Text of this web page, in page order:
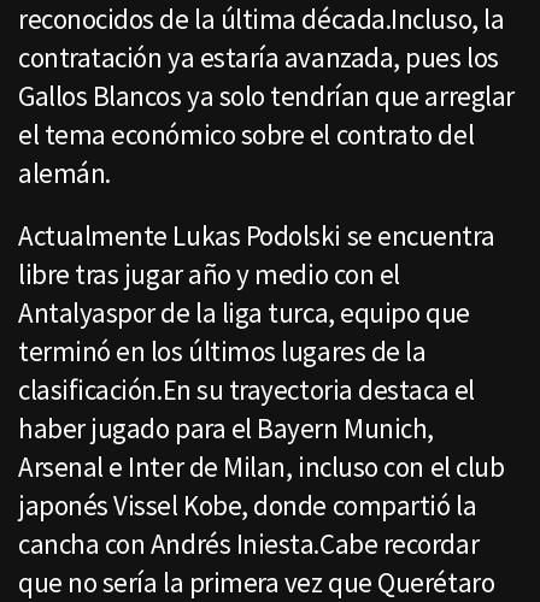
reconocidos de la última década.Incluso, la
contratación ya estaría avanzada, pues los
Gallos Blancos ya solo tendrían que arreglar
el tema económico sobre el contrato del
alemán.
Actualmente Lukas Podolski se encuentra
libre tras jugar año y medio con el
Antalyaspor de la liga turca, equipo que
terminó en los últimos lugares de la
clasificación.En su trayectoria destaca el
haber jugado para el Bayern Munich,
Arsenal e Inter de Milan, incluso con el club
japonés Vissel Kobe, donde compartió la
cancha con Andrés Iniesta.Cabe recordar
que no sería la primera vez que Querétaro